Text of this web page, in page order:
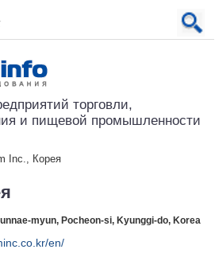
году
торговли,
и пищевой промышленности
Inc., Корея
myun, Pocheon-si, Kyunggi-do, Korea
en/